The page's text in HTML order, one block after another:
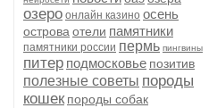
озеро онлайн казино осень
острова отели памятники
памятники россии пермь пингвины
питер подмосковье позитив
полезные советы породы
кошек породы собак